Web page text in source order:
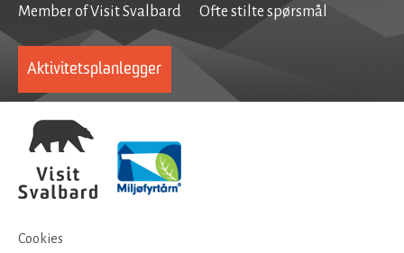
Member of Visit Svalbard
Ofte stilte spørsmål
Aktivitetsplanlegger
Cookies